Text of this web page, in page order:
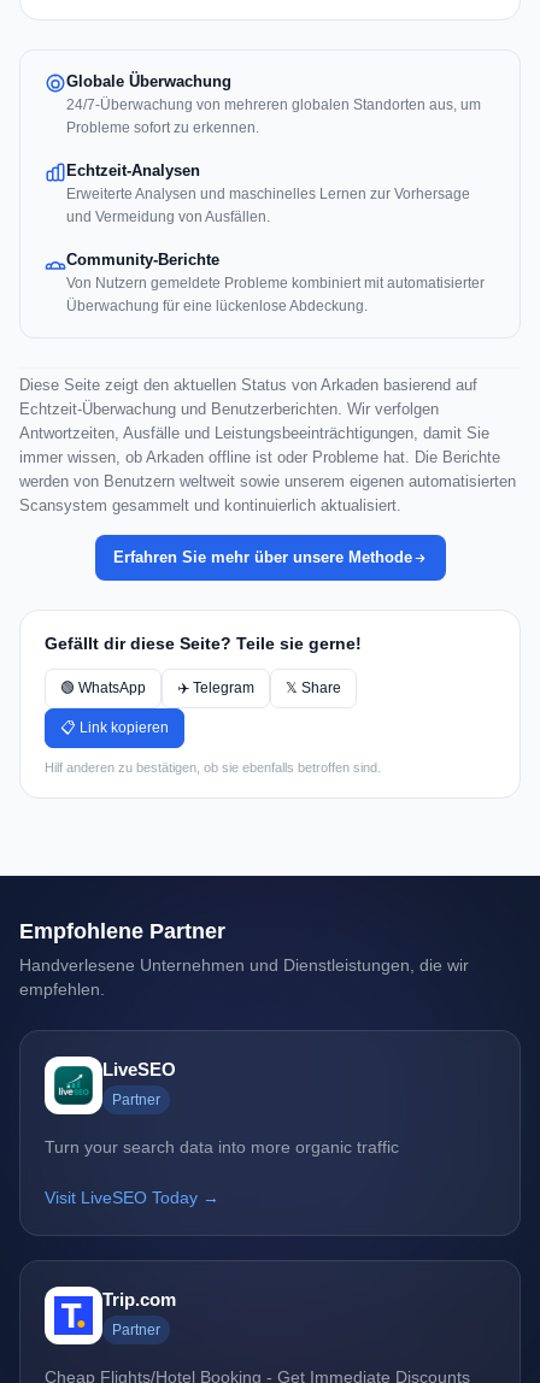
Globale Überwachung
24/7-Überwachung von mehreren globalen Standorten aus, um
Probleme sofort zu erkennen.
Echtzeit-Analysen
Erweiterte Analysen und maschinelles Lernen zur Vorhersage
und Vermeidung von Ausfällen.
Community-Berichte
Von Nutzern gemeldete Probleme kombiniert mit automatisierter
Überwachung für eine lückenlose Abdeckung.
Diese Seite zeigt den aktuellen Status von Arkaden basierend auf
Echtzeit-Überwachung und Benutzerberichten. Wir verfolgen
Antwortzeiten, Ausfälle und Leistungsbeeinträchtigungen, damit Sie
immer wissen, ob Arkaden offline ist oder Probleme hat. Die Berichte
werden von Benutzern weltweit sowie unserem eigenen automatisierten
Scansystem gesammelt und kontinuierlich aktualisiert.
Erfahren Sie mehr über unsere Methode
Gefällt dir diese Seite? Teile sie gerne!
🟢 WhatsApp ✈️ Telegram 𝕏 Share
📋 Link kopieren
Hilf anderen zu bestätigen, ob sie ebenfalls betroffen sind.
Empfohlene Partner
Handverlesene Unternehmen und Dienstleistungen, die wir
empfehlen.
LiveSEO
Partner
Turn your search data into more organic traffic
Visit LiveSEO Today →
Trip.com
Partner
Cheap Flights/Hotel Booking - Get Immediate Discounts